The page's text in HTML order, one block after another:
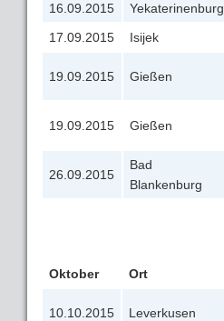
16.09.2015
Yekaterinenburg
17.09.2015
Isijek
19.09.2015 Gießen
19.09.2015 Gießen
26.09.2015
Bad
Blankenburg
Oktober Ort
10.10.2015 Leverkusen